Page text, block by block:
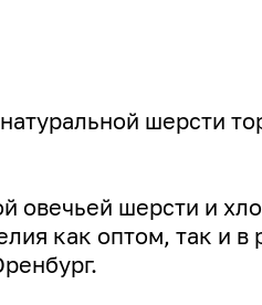
шерсти
овечьей шерсти и
как оптом, так и в